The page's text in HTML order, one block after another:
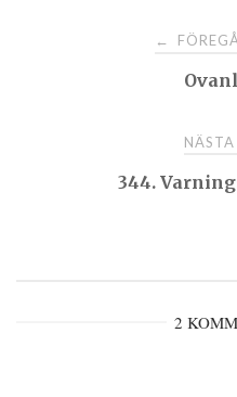
←
344.
2